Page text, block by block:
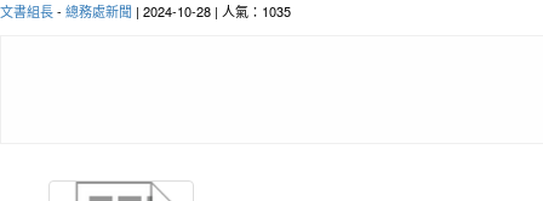
文書組長- 總務處新聞 | 2024-10-28 | 人氣：1035